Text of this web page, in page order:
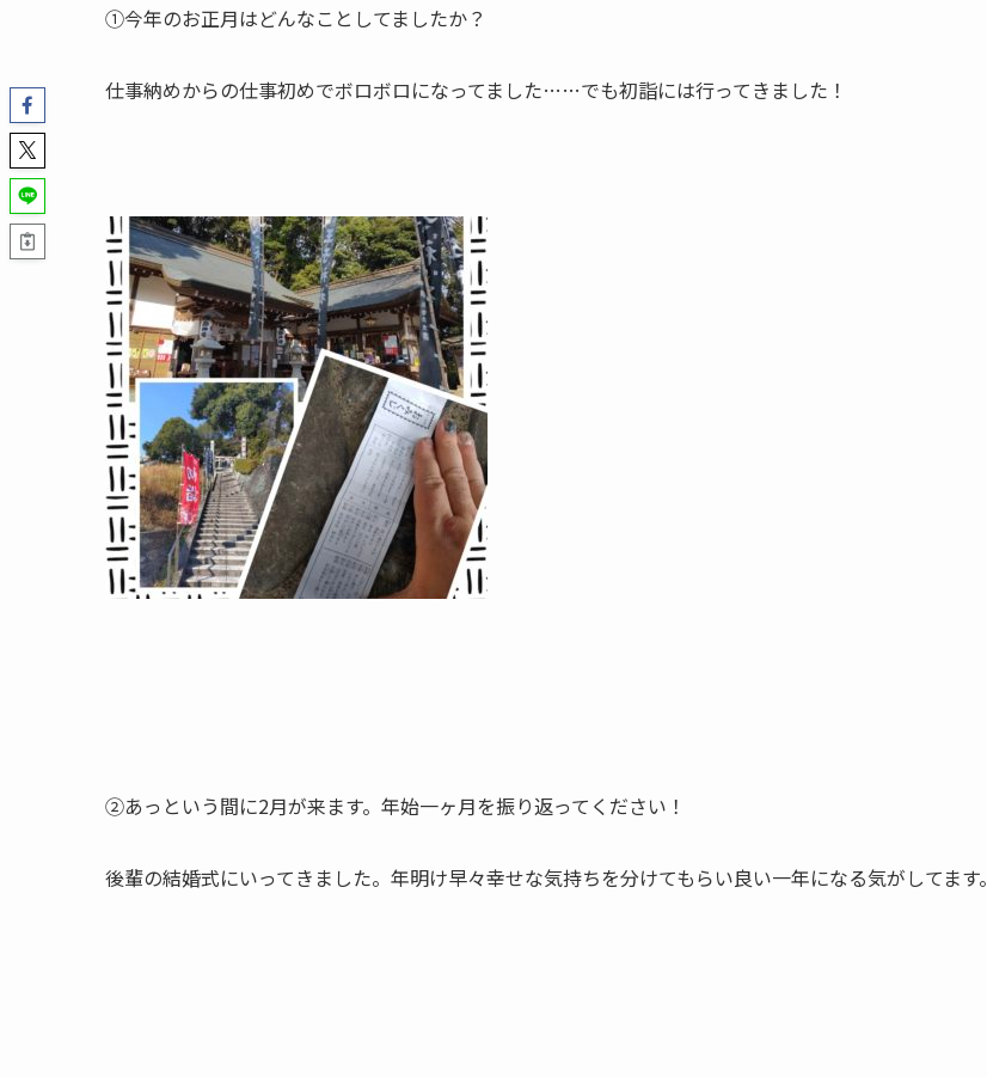
①今年のお正月はどんなことしてましたか？
仕事納めからの仕事初めでボロボロになってました……でも初詣には行ってきました！
②あっという間に2月が来ます。年始一ヶ月を振り返ってください！
後輩の結婚式にいってきました。年明け早々幸せな気持ちを分けてもらい良い一年になる気がしてます。